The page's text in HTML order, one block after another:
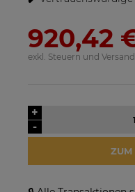
VERFÜGBARKEIT DER
920,42
exkl. Steuern und
-
+
ZUM